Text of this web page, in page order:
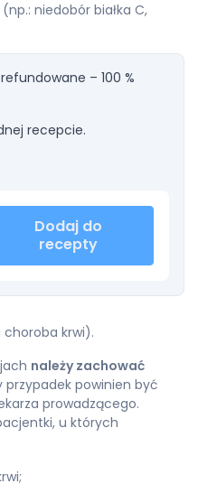
niedobór białka C,
– 100 %
recepcie.
Dodaj do
recepty
krwi).
należy zachować
przypadek powinien być
prowadzącego.
u których